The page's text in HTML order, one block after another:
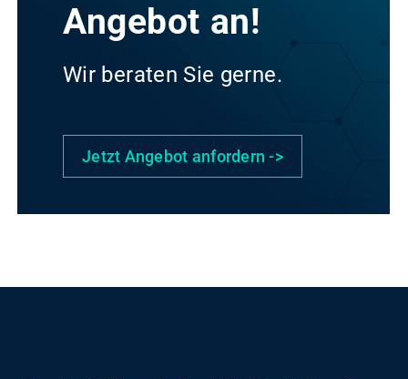
Angebot an!
Wir beraten Sie gerne.
Jetzt Angebot anfordern ->